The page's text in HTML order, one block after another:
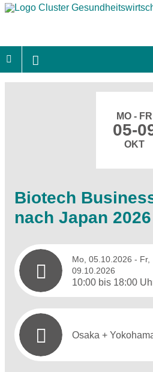
MO - FR
05-
OKT
Biotech
nach Japan 2026
Mo, 05.10.2026 - Fr,
09.10.2026
10:00 bis 18:00
Osaka +